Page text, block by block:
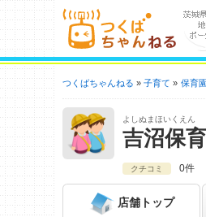
つくばちゃんねる 子育て 保育園
よしぬまほいくえん
吉沼保
クチコミ 0件
店舗 トップ